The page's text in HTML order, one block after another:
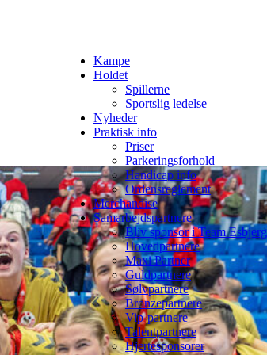
Kampe
Holdet
Spillerne
Sportslig ledelse
Nyheder
Praktisk info
Priser
Parkeringsforhold
Handicap info
Ordensreglement
Merchandise
Samarbejdspartnere
Bliv sponsor i Team Esbjerg
Hovedpartnere
Maxi Partner
Guldpartnere
Sølvpartnere
Bronzepartnere
Vip-partnere
Talentpartnere
Hjertesponsorer